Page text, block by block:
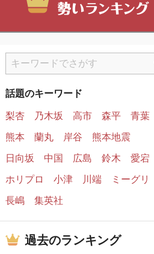
話題のキーワード
梨杏
乃木坂 高市 森平
青葉
熊本
蘭丸 岸谷
熊本地震
日向坂
中国 広島 鈴木
愛宕
ホリプロ
小津 川端
ミーグリ
長嶋
集英社
過去のランキング